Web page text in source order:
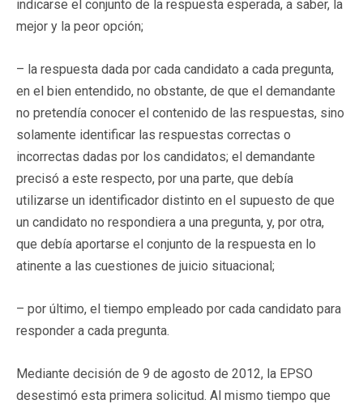
indicarse el conjunto de la respuesta esperada, a saber, la
mejor y la peor opción;
– la respuesta dada por cada candidato a cada pregunta,
en el bien entendido, no obstante, de que el demandante
no pretendía conocer el contenido de las respuestas, sino
solamente identificar las respuestas correctas o
incorrectas dadas por los candidatos; el demandante
precisó a este respecto, por una parte, que debía
utilizarse un identificador distinto en el supuesto de que
un candidato no respondiera a una pregunta, y, por otra,
que debía aportarse el conjunto de la respuesta en lo
atinente a las cuestiones de juicio situacional;
– por último, el tiempo empleado por cada candidato para
responder a cada pregunta.
Mediante decisión de 9 de agosto de 2012, la EPSO
desestimó esta primera solicitud. Al mismo tiempo que